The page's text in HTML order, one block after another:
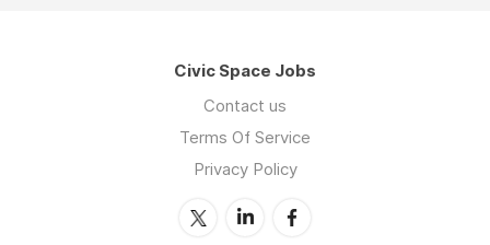
Civic Space Jobs
Contact us
Terms Of Service
Privacy Policy